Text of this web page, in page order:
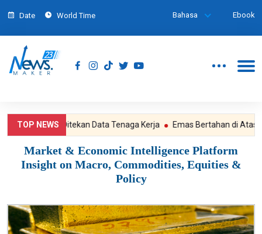
Date World Time Bahasa Ebook
TOP NEWS
Fed Mulai Ditekan Data Tenaga Kerja Emas Bertahan di Atas
Market & Economic Intelligence Platform
Insight on Macro, Commodities, Equities &
Policy